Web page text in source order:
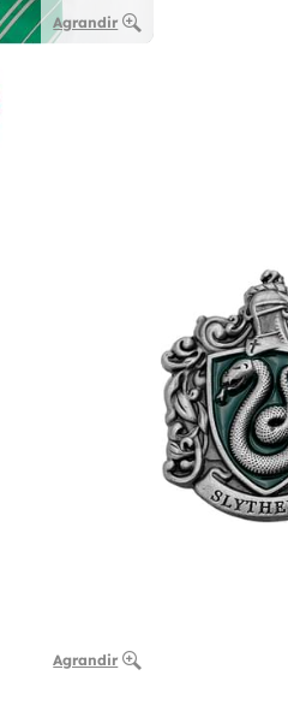
Agrandir
Agrandir